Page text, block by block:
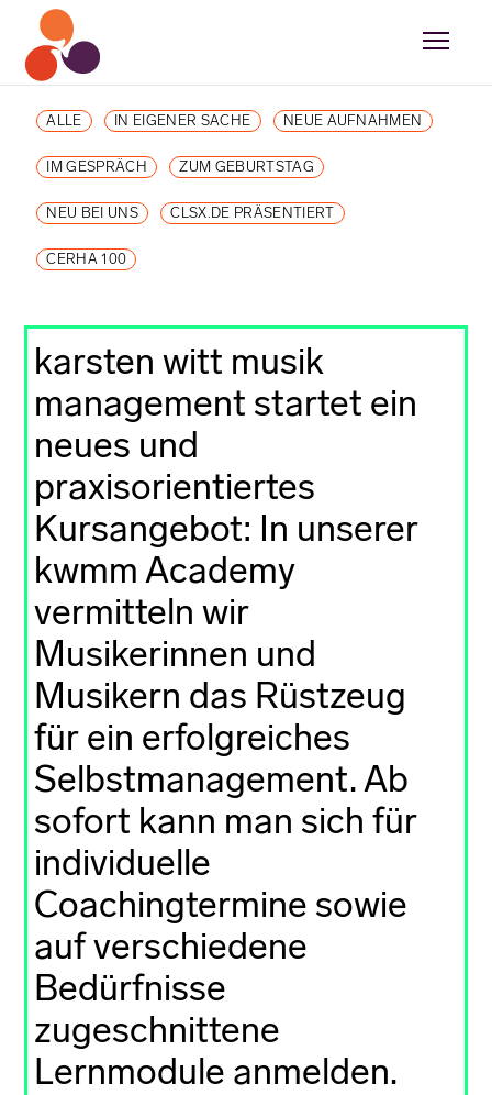
ALLE IN EIGENER SACHE NEUE AUFNAHMEN
IM GESPRÄCH ZUM GEBURTSTAG
NEU BEI UNS CLSX.DE PRÄSENTIERT
CERHA 100
karsten witt musik
management startet ein
neues und
praxisorientiertes
Kursangebot: In unserer
kwmm Academy
vermitteln wir
Musikerinnen und
Musikern das Rüstzeug
für ein erfolgreiches
Selbstmanagement. Ab
sofort kann man sich für
individuelle
Coachingtermine sowie
auf verschiedene
Bedürfnisse
zugeschnittene
Lernmodule anmelden.